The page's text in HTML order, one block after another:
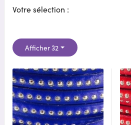
Votre sélection :
Afficher 32